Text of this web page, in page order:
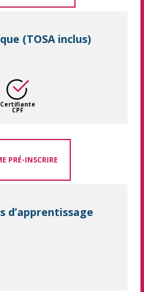
(TOSA inclus)
Certifiante
CPF
PRÉ-INSCRIRE